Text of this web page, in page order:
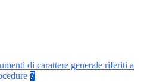
di carattere generale riferiti a
7